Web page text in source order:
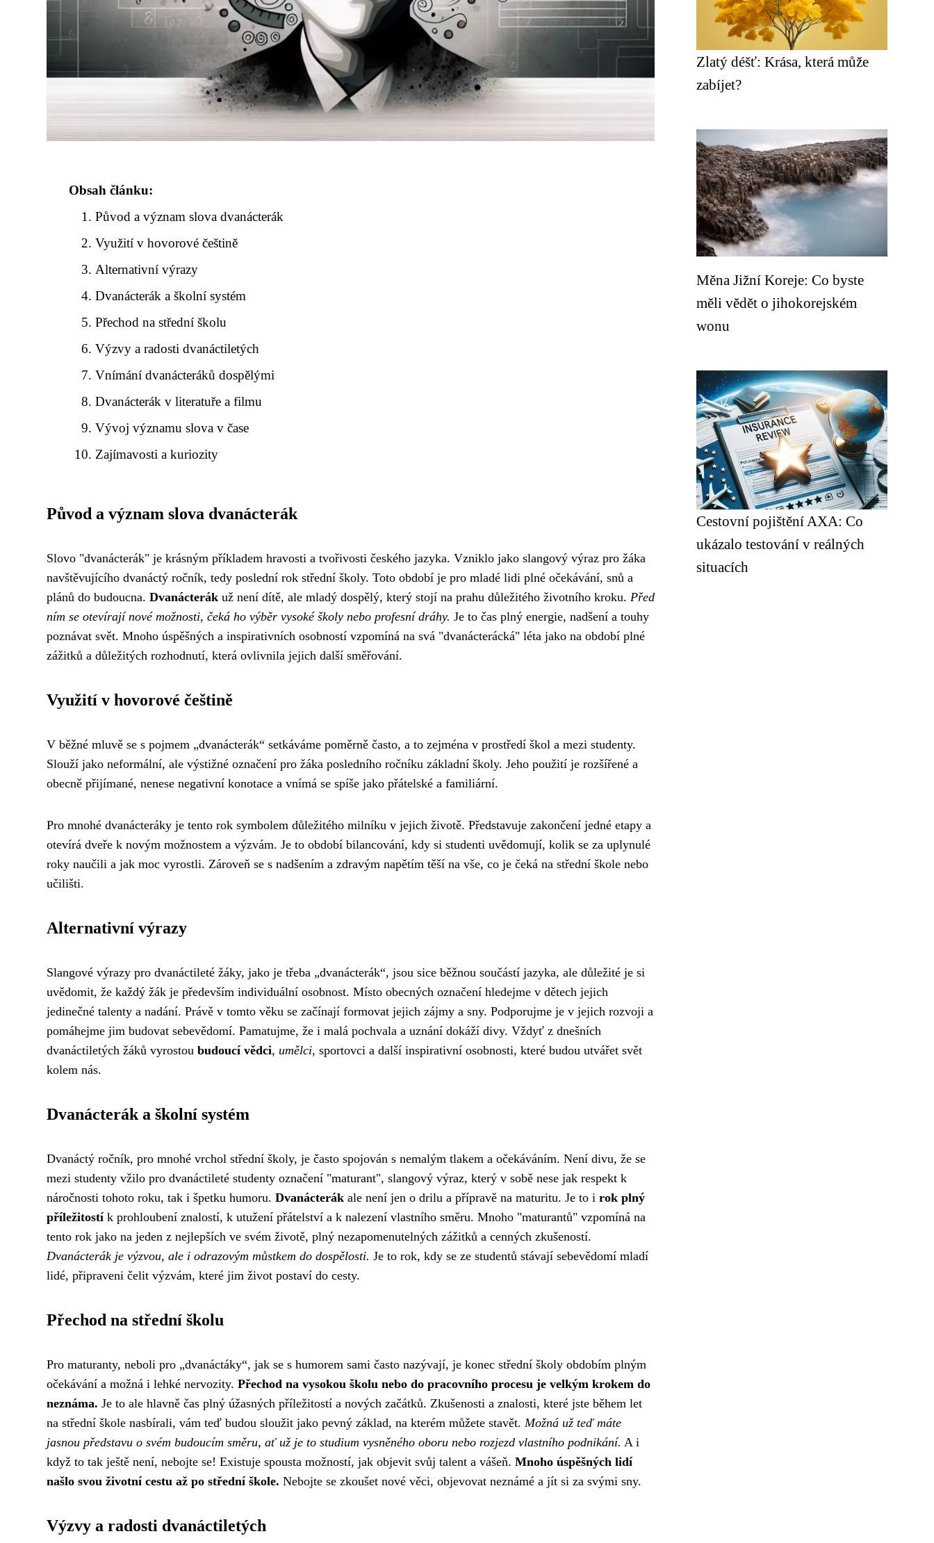
Obsah článku:
Původ a význam slova dvanácterák
Využití v hovorové češtině
Alternativní výrazy
Dvanácterák a školní systém
Přechod na střední školu
Výzvy a radosti dvanáctiletých
Vnímání dvanácteráků dospělými
Dvanácterák v literatuře a filmu
Vývoj významu slova v čase
Zajímavosti a kuriozity
Původ a význam slova dvanácterák
Slovo "dvanácterák" je krásným příkladem hravosti a tvořivosti českého jazyka. Vzniklo jako slangový výraz pro žáka
navštěvujícího dvanáctý ročník, tedy poslední rok střední školy. Toto období je pro mladé lidi plné očekávání, snů a
plánů do budoucna. Dvanácterák už není dítě, ale mladý dospělý, který stojí na prahu důležitého životního kroku. Před
ním se otevírají nové možnosti, čeká ho výběr vysoké školy nebo profesní dráhy. Je to čas plný energie, nadšení a touhy
poznávat svět. Mnoho úspěšných a inspirativních osobností vzpomíná na svá "dvanácterácká" léta jako na období plné
zážitků a důležitých rozhodnutí, která ovlivnila jejich další směřování.
Využití v hovorové češtině
V běžné mluvě se s pojmem „dvanácterák“ setkáváme poměrně často, a to zejména v prostředí škol a mezi studenty.
Slouží jako neformální, ale výstižné označení pro žáka posledního ročníku základní školy. Jeho použití je rozšířené a
obecně přijímané, nenese negativní konotace a vnímá se spíše jako přátelské a familiární.
Pro mnohé dvanácteráky je tento rok symbolem důležitého milníku v jejich životě. Představuje zakončení jedné etapy a
otevírá dveře k novým možnostem a výzvám. Je to období bilancování, kdy si studenti uvědomují, kolik se za uplynulé
roky naučili a jak moc vyrostli. Zároveň se s nadšením a zdravým napětím těší na vše, co je čeká na střední škole nebo
učilišti.
Alternativní výrazy
Slangové výrazy pro dvanáctileté žáky, jako je třeba „dvanácterák“, jsou sice běžnou součástí jazyka, ale důležité je si
uvědomit, že každý žák je především individuální osobnost. Místo obecných označení hledejme v dětech jejich
jedinečné talenty a nadání. Právě v tomto věku se začínají formovat jejich zájmy a sny. Podporujme je v jejich rozvoji a
pomáhejme jim budovat sebevědomí. Pamatujme, že i malá pochvala a uznání dokáží divy. Vždyť z dnešních
dvanáctiletých žáků vyrostou budoucí vědci, umělci, sportovci a další inspirativní osobnosti, které budou utvářet svět
kolem nás.
Dvanácterák a školní systém
Dvanáctý ročník, pro mnohé vrchol střední školy, je často spojován s nemalým tlakem a očekáváním. Není divu, že se
mezi studenty vžilo pro dvanáctileté studenty označení "maturant", slangový výraz, který v sobě nese jak respekt k
náročnosti tohoto roku, tak i špetku humoru. Dvanácterák ale není jen o drilu a přípravě na maturitu. Je to i rok plný
příležitostík prohloubení znalostí, k utužení přátelství a k nalezení vlastního směru. Mnoho "maturantů" vzpomíná na
tento rok jako na jeden z nejlepších ve svém životě, plný nezapomenutelných zážitků a cenných zkušeností.
Dvanácterák je výzvou, ale i odrazovým můstkem do dospělosti. Je to rok, kdy se ze studentů stávají sebevědomí mladí
lidé, připraveni čelit výzvám, které jim život postaví do cesty.
Přechod na střední školu
Pro maturanty, neboli pro „dvanáctáky“, jak se s humorem sami často nazývají, je konec střední školy obdobím plným
očekávání a možná i lehké nervozity. Přechod na vysokou školu nebo do pracovního procesu je velkým krokem do
neznáma. Je to ale hlavně čas plný úžasných příležitostí a nových začátků. Zkušenosti a znalosti, které jste během let
na střední škole nasbírali, vám teď budou sloužit jako pevný základ, na kterém můžete stavět. Možná už teď máte
jasnou představu o svém budoucím směru, ať už je to studium vysněného oboru nebo rozjezd vlastního podnikání. A i
když to tak ještě není, nebojte se! Existuje spousta možností, jak objevit svůj talent a vášeň. Mnoho úspěšných lidí
našlo svou životní cestu až po střední škole. Nebojte se zkoušet nové věci, objevovat neznámé a jít si za svými sny.
Výzvy a radosti dvanáctiletých
Zlatý déšť: Krása, která může
zabíjet?
Měna Jižní Koreje: Co byste
měli vědět o jihokorejském
wonu
Cestovní pojištění AXA: Co
ukázalo testování v reálných
situacích